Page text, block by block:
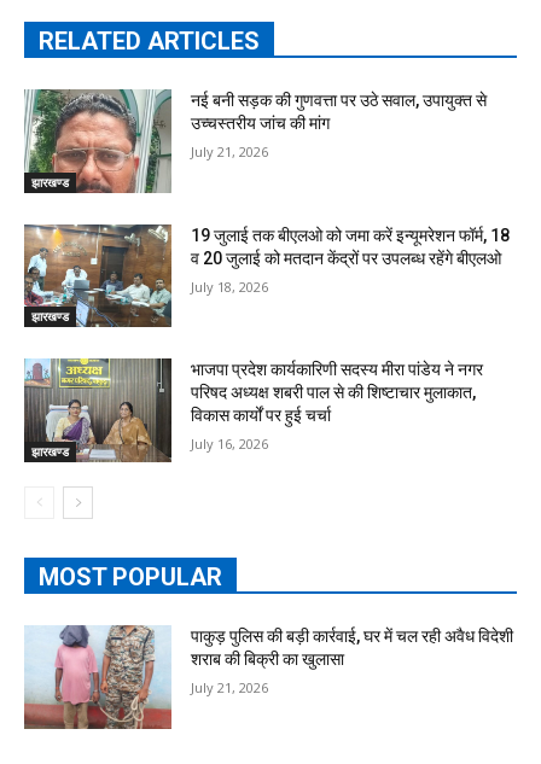
RELATED ARTICLES
झारखण्ड
नई बनी सड़क की गुणवत्ता पर उठे सवाल, उपायुक्त से
उच्चस्तरीय जांच की मांग
July 21, 2026
झारखण्ड
19 जुलाई तक बीएलओ को जमा करें इन्यूमरेशन फॉर्म, 18
व 20 जुलाई को मतदान केंद्रों पर उपलब्ध रहेंगे बीएलओ
July 18, 2026
झारखण्ड
भाजपा प्रदेश कार्यकारिणी सदस्य मीरा पांडेय ने नगर
परिषद अध्यक्ष शबरी पाल से की शिष्टाचार मुलाकात,
विकास कार्यों पर हुई चर्चा
July 16, 2026
MOST POPULAR
पाकुड़ पुलिस की बड़ी कार्रवाई, घर में चल रही अवैध विदेशी
शराब की बिक्री का खुलासा
July 21, 2026